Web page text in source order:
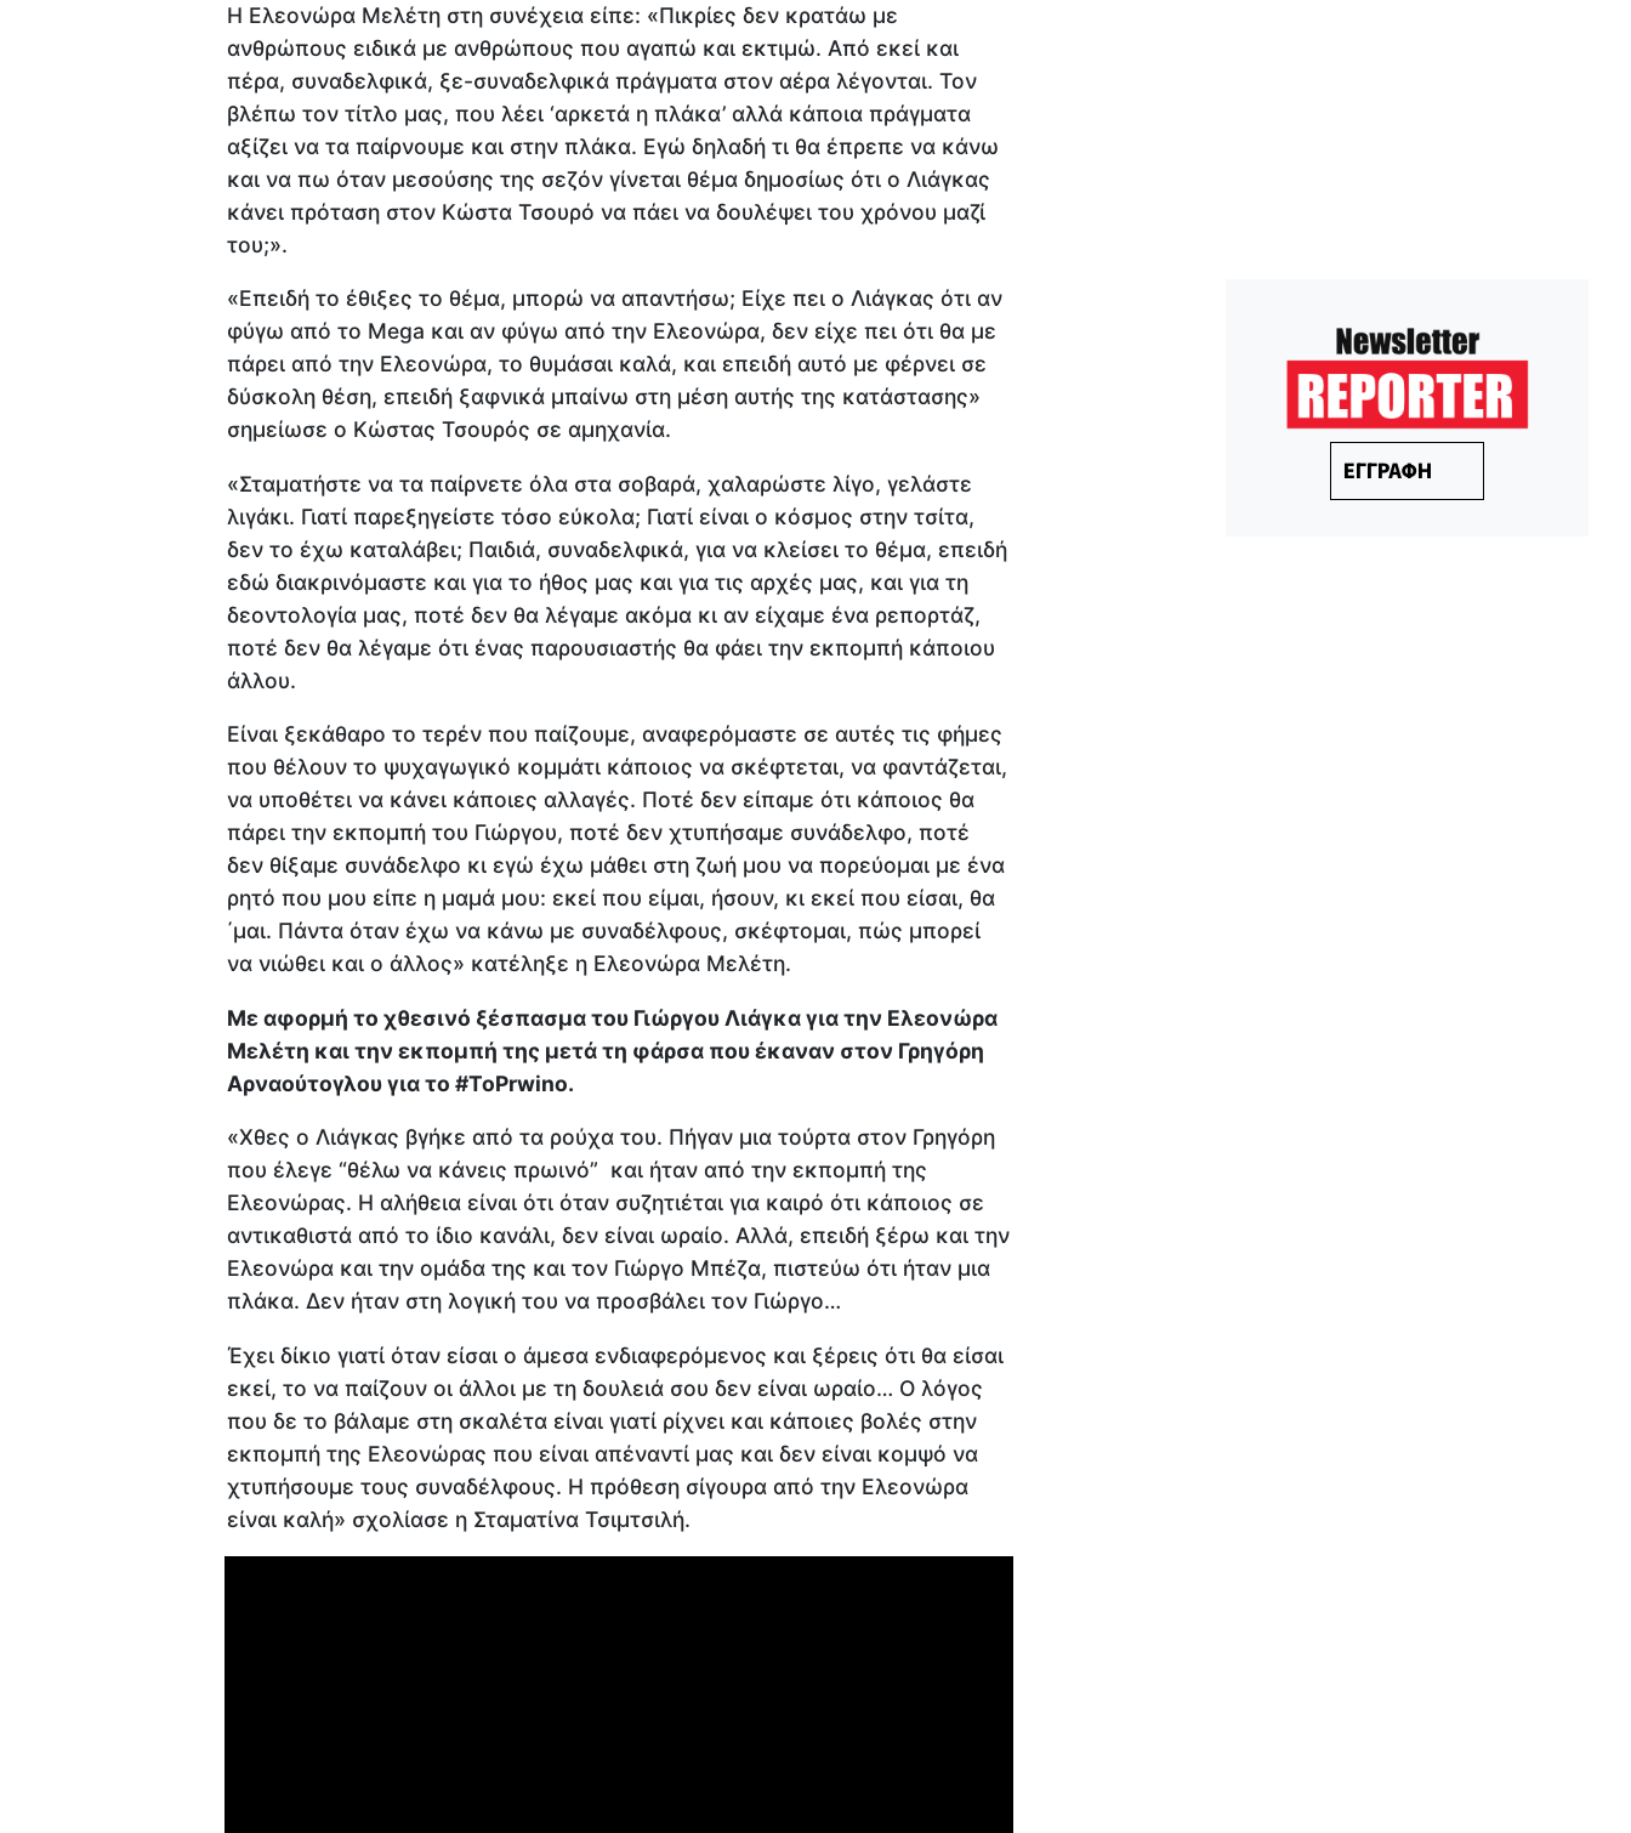
Η Ελεονώρα Μελέτη στη συνέχεια είπε: «Πικρίες δεν κρατάω με
ανθρώπους ειδικά με ανθρώπους που αγαπώ και εκτιμώ. Από εκεί και
πέρα, συναδελφικά, ξε-συναδελφικά πράγματα στον αέρα λέγονται. Τον
βλέπω τον τίτλο μας, που λέει ‘αρκετά η πλάκα’ αλλά κάποια πράγματα
αξίζει να τα παίρνουμε και στην πλάκα. Εγώ δηλαδή τι θα έπρεπε να κάνω
και να πω όταν μεσούσης της σεζόν γίνεται θέμα δημοσίως ότι ο Λιάγκας
κάνει πρόταση στον Κώστα Τσουρό να πάει να δουλέψει του χρόνου μαζί
του;».
«Επειδή το έθιξες το θέμα, μπορώ να απαντήσω; Είχε πει ο Λιάγκας ότι αν
φύγω από το Mega και αν φύγω από την Ελεονώρα, δεν είχε πει ότι θα με
πάρει από την Ελεονώρα, το θυμάσαι καλά, και επειδή αυτό με φέρνει σε
δύσκολη θέση, επειδή ξαφνικά μπαίνω στη μέση αυτής της κατάστασης»
σημείωσε ο Κώστας Τσουρός σε αμηχανία.
«Σταματήστε να τα παίρνετε όλα στα σοβαρά, χαλαρώστε λίγο, γελάστε
λιγάκι. Γιατί παρεξηγείστε τόσο εύκολα; Γιατί είναι ο κόσμος στην τσίτα,
δεν το έχω καταλάβει; Παιδιά, συναδελφικά, για να κλείσει το θέμα, επειδή
εδώ διακρινόμαστε και για το ήθος μας και για τις αρχές μας, και για τη
δεοντολογία μας, ποτέ δεν θα λέγαμε ακόμα κι αν είχαμε ένα ρεπορτάζ,
ποτέ δεν θα λέγαμε ότι ένας παρουσιαστής θα φάει την εκπομπή κάποιου
άλλου.
Είναι ξεκάθαρο το τερέν που παίζουμε, αναφερόμαστε σε αυτές τις φήμες
που θέλουν το ψυχαγωγικό κομμάτι κάποιος να σκέφτεται, να φαντάζεται,
να υποθέτει να κάνει κάποιες αλλαγές. Ποτέ δεν είπαμε ότι κάποιος θα
πάρει την εκπομπή του Γιώργου, ποτέ δεν χτυπήσαμε συνάδελφο, ποτέ
δεν θίξαμε συνάδελφο κι εγώ έχω μάθει στη ζωή μου να πορεύομαι με ένα
ρητό που μου είπε η μαμά μου: εκεί που είμαι, ήσουν, κι εκεί που είσαι, θα
΄μαι. Πάντα όταν έχω να κάνω με συναδέλφους, σκέφτομαι, πώς μπορεί
να νιώθει και ο άλλος» κατέληξε η Ελεονώρα Μελέτη.
Με αφορμή το χθεσινό ξέσπασμα του Γιώργου Λιάγκα για την Ελεονώρα
Μελέτη και την εκπομπή της μετά τη φάρσα που έκαναν στον Γρηγόρη
Αρναούτογλου για το #ToPrwino.
«Χθες ο Λιάγκας βγήκε από τα ρούχα του. Πήγαν μια τούρτα στον Γρηγόρη
που έλεγε “θέλω να κάνεις πρωινό” και ήταν από την εκπομπή της
Ελεονώρας. Η αλήθεια είναι ότι όταν συζητιέται για καιρό ότι κάποιος σε
αντικαθιστά από το ίδιο κανάλι, δεν είναι ωραίο. Αλλά, επειδή ξέρω και την
Ελεονώρα και την ομάδα της και τον Γιώργο Μπέζα, πιστεύω ότι ήταν μια
πλάκα. Δεν ήταν στη λογική του να προσβάλει τον Γιώργο…
Έχει δίκιο γιατί όταν είσαι ο άμεσα ενδιαφερόμενος και ξέρεις ότι θα είσαι
εκεί, το να παίζουν οι άλλοι με τη δουλειά σου δεν είναι ωραίο… Ο λόγος
που δε το βάλαμε στη σκαλέτα είναι γιατί ρίχνει και κάποιες βολές στην
εκπομπή της Ελεονώρας που είναι απέναντί μας και δεν είναι κομψό να
χτυπήσουμε τους συναδέλφους. Η πρόθεση σίγουρα από την Ελεονώρα
είναι καλή» σχολίασε η Σταματίνα Τσιμτσιλή.
ΕΓΓΡΑΦΗ